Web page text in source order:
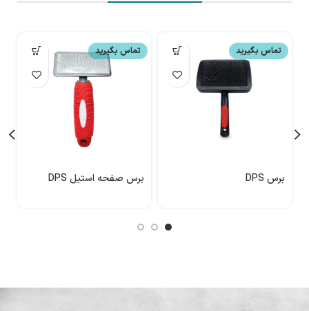
تماس بگیرید
برس DPS
تماس بگیرید
برس صفحه استیل DPS